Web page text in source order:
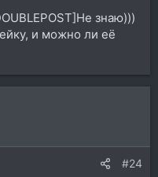
знаю)))
и можно ли её
#24